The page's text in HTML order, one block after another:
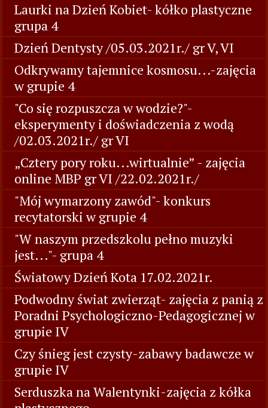
Laurki na Dzień Kobiet- kółko plastyczne
grupa 4
Dzień Dentysty /05.03.2021r./ gr V, VI
Odkrywamy tajemnice kosmosu...-zajęcia
w grupie 4
"Co się rozpuszcza w wodzie?"-
eksperymenty i doświadczenia z wodą
/02.03.2021r./ gr VI
„Cztery pory roku...wirtualnie” - zajęcia
online MBP gr VI /22.02.2021r./
"Mój wymarzony zawód"- konkurs
recytatorski w grupie 4
"W naszym przedszkolu pełno muzyki
jest..."- grupa 4
Światowy Dzień Kota 17.02.2021r.
Podwodny świat zwierząt- zajęcia z panią z
Poradni Psychologiczno-Pedagogicznej w
grupie IV
Czy śnieg jest czysty-zabawy badawcze w
grupie IV
Serduszka na Walentynki-zajęcia z kółka